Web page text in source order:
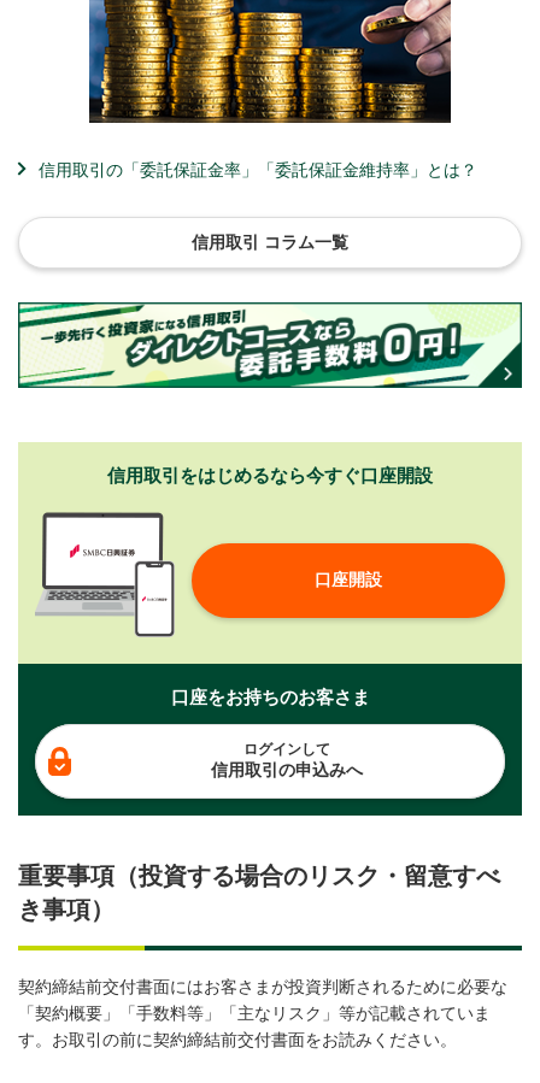
信用取引の「委託保証金率」「委託保証金維持率」とは？
信用取引 コラム一覧
信用取引をはじめるなら今すぐ口座開設
口座開設
口座をお持ちのお客さま
ログインして
信用取引の申込みへ
重要事項（投資する場合のリスク・留意すべ
き事項）
契約締結前交付書面にはお客さまが投資判断されるために必要な
「契約概要」「手数料等」「主なリスク」等が記載されていま
す。お取引の前に契約締結前交付書面をお読みください。